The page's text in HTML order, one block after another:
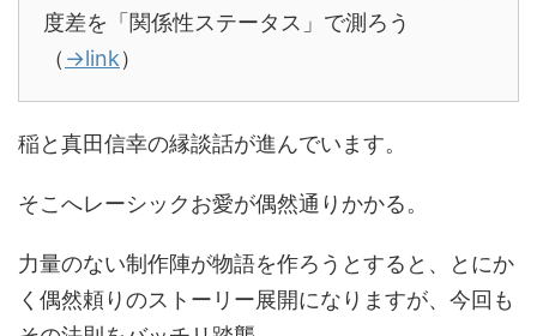
度差を「関係性ステータス」で測ろう
（ →link）
稲と真田信幸の縁談話が進んでいます。
そこへレーシックお愛が偶然通りかかる。
力量のない制作陣が物語を作ろうとすると、とにか
く偶然頼りのストーリー展開になりますが、今回も